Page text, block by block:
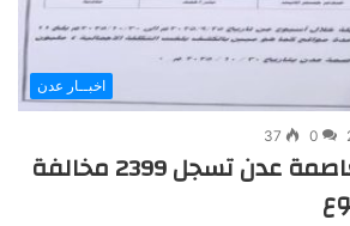
اخبــار عدن
0
37
شرطة السير بالعاصمة عدن تسجل 2399 مخالفة